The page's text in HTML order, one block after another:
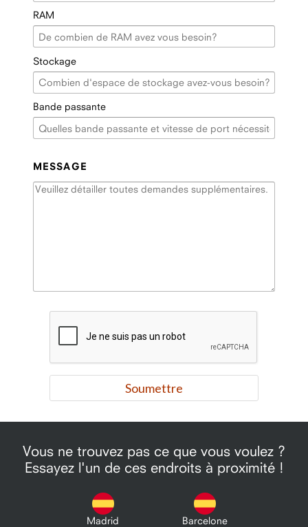
RAM
Stockage
Bande passante
MESSAGE
Vous ne trouvez pas ce que vous voulez ?
Essayez l'un de ces endroits à proximité !
Madrid Barcelone